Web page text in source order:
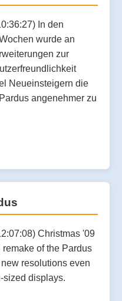
In den
wurde an
zur
Neueinsteigern die
angenehmer zu
Christmas '09
remake of the Pardus
resolutions even
sized displays.